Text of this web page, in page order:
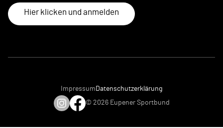
Hier klicken und anmelden
Impressum Datenschutzerklärung
© 2026 Eupener Sportbund